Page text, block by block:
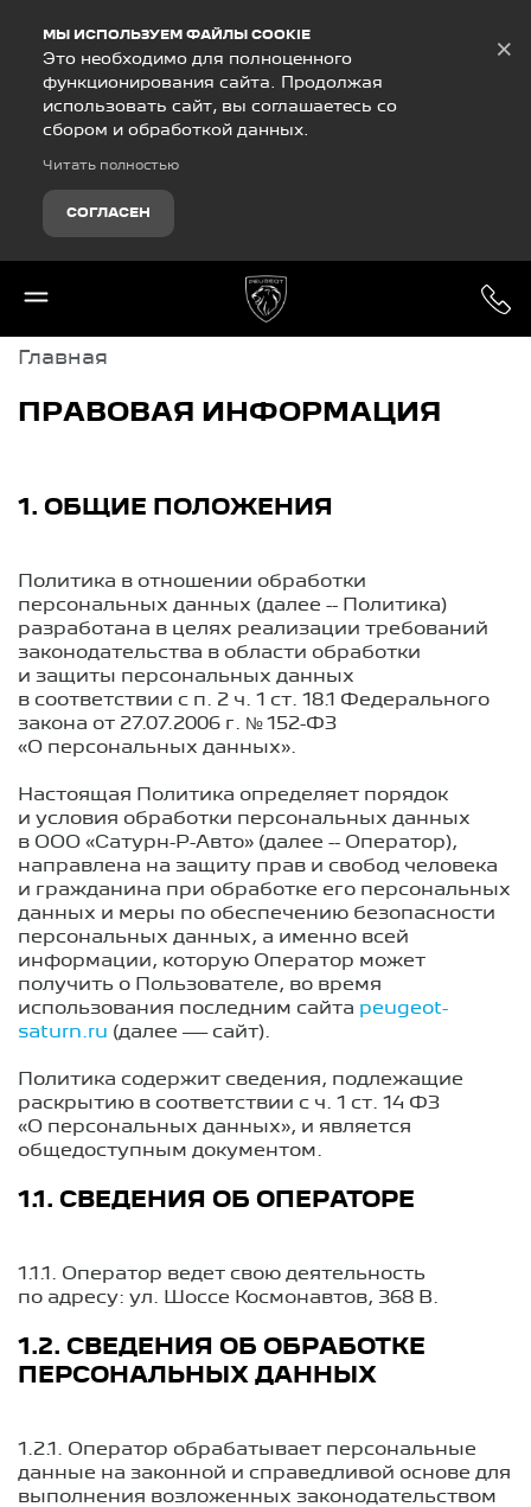
МЫ ИСПОЛЬЗУЕМ ФАЙЛЫ COOKIE
Это необходимо для полноценного
функционирования сайта. Продолжая
использовать сайт, вы соглашаетесь со
сбором и обработкой данных.
Читать полностью
СОГЛАСЕН
×
Главная
ПРАВОВАЯ ИНФОРМАЦИЯ
1. ОБЩИЕ ПОЛОЖЕНИЯ
Политика в отношении обработки
персональных данных (далее -- Политика)
разработана в целях реализации требований
законодательства в области обработки
и защиты персональных данных
в соответствии с п. 2 ч. 1 ст. 18.1 Федерального
закона от 27.07.2006 г.
№ 152-ФЗ
«О персональных данных».
Настоящая Политика определяет порядок
и условия обработки персональных данных
в ООО «Сатурн-Р-Авто» (далее -- Оператор),
направлена на защиту прав и свобод человека
и гражданина при обработке его персональных
данных и меры по обеспечению безопасности
персональных данных, а именно всей
информации, которую Оператор может
получить о Пользователе, во время
использования последним сайта peugeot-
saturn.ru (далее — сайт).
Политика содержит сведения, подлежащие
раскрытию в соответствии с ч. 1 ст. 14 ФЗ
«О персональных данных», и является
общедоступным документом.
1.1. СВЕДЕНИЯ ОБ ОПЕРАТОРЕ
1.1.1. Оператор ведет свою деятельность
по адресу: ул. Шоссе Космонавтов, 368 В.
1.2. СВЕДЕНИЯ ОБ ОБРАБОТКЕ
ПЕРСОНАЛЬНЫХ ДАННЫХ
1.2.1. Оператор обрабатывает персональные
данные на законной и справедливой основе для
выполнения возложенных законодательством